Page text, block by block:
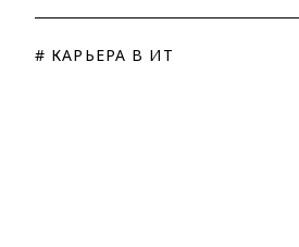
# КАРЬЕРА В ИТ